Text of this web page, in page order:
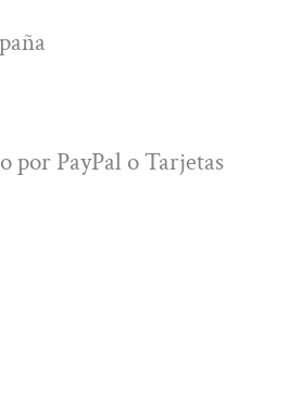
por PayPal o Tarjetas